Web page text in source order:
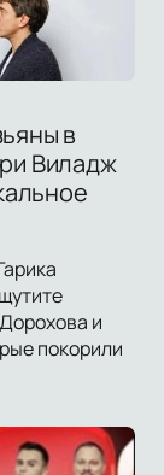
в
Виладж
и
покорили